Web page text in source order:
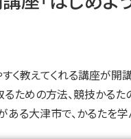
く教えてくれる講座が開
ための方法、競技かるた
ある大津市で、かるたを